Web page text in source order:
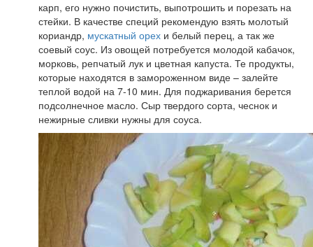
карп, его нужно почистить, выпотрошить и порезать на
стейки. В качестве специй рекомендую взять молотый
кориандр, мускатный орех и белый перец, а так же
соевый соус. Из овощей потребуется молодой кабачок,
морковь, репчатый лук и цветная капуста. Те продукты,
которые находятся в замороженном виде – залейте
теплой водой на 7-10 мин. Для поджаривания берется
подсолнечное масло. Сыр твердого сорта, чеснок и
нежирные сливки нужны для соуса.